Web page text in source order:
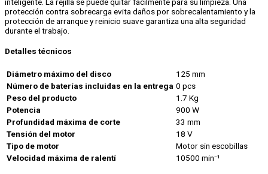
inteligente. La rejilla se puede quitar fácilmente para su limpieza. Una
protección contra sobrecarga evita daños por sobrecalentamiento y la
protección de arranque y reinicio suave garantiza una alta seguridad
durante el trabajo.
Detalles técnicos
Diámetro máximo del disco
125 mm
Número de baterías incluidas en la entrega 0 pcs
Peso del producto
1.7 Kg
Potencia
900 W
Profundidad máxima de corte
33 mm
Tensión del motor
18 V
Tipo de motor
Motor sin escobillas
Velocidad máxima de ralentí
10500 min⁻¹